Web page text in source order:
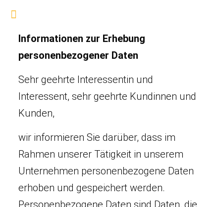
Informationen zur Erhebung
personenbezogener Daten
Sehr geehrte Interessentin und
Interessent, sehr geehrte Kundinnen und
Kunden,
wir informieren Sie darüber, dass im
Rahmen unserer Tätigkeit in unserem
Unternehmen personenbezogene Daten
erhoben und gespeichert werden.
Personenbezogene Daten sind Daten, die